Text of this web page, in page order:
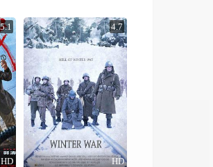
HD
5.1
HD
4.7